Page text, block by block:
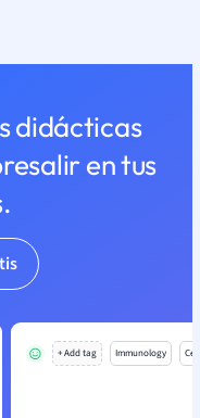
didácticas
en tus
+ Add tag Immunology